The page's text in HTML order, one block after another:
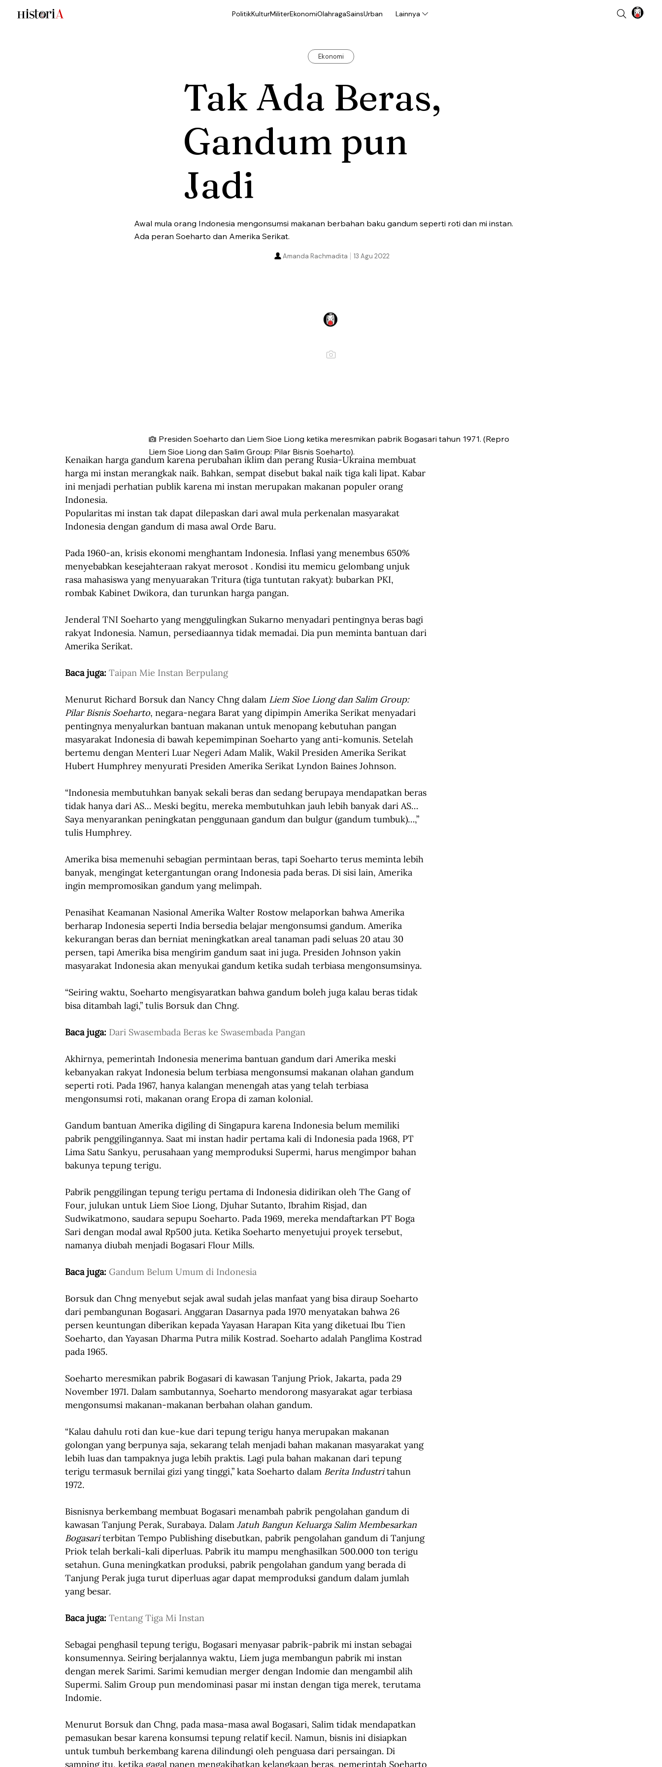
PolitikKulturMiliterEkonomiOlahragaSainsUrban Lainnya
Ekonomi
Tak Ada Beras,
Gandum pun
Jadi
Awal mula orang Indonesia mengonsumsi makanan berbahan baku gandum seperti roti dan mi instan.
Ada peran Soeharto dan Amerika Serikat.
13 Agu 2022
Amanda Rachmadita
Presiden Soeharto dan Liem Sioe Liong ketika meresmikan pabrik Bogasari tahun 1971. (Repro
Liem Sioe Liong dan Salim Group: Pilar Bisnis Soeharto).
Kenaikan harga gandum karena perubahan iklim dan perang Rusia-Ukraina membuat
harga mi instan merangkak naik. Bahkan, sempat disebut bakal naik tiga kali lipat. Kabar
ini menjadi perhatian publik karena mi instan merupakan makanan populer orang
Indonesia.
Popularitas mi instan tak dapat dilepaskan dari awal mula perkenalan masyarakat
Indonesia dengan gandum di masa awal Orde Baru.
Pada 1960-an, krisis ekonomi menghantam Indonesia. Inflasi yang menembus 650%
menyebabkan kesejahteraan rakyat merosot . Kondisi itu memicu gelombang unjuk
rasa mahasiswa yang menyuarakan Tritura (tiga tuntutan rakyat): bubarkan PKI,
rombak Kabinet Dwikora, dan turunkan harga pangan.
Jenderal TNI Soeharto yang menggulingkan Sukarno menyadari pentingnya beras bagi
rakyat Indonesia. Namun, persediaannya tidak memadai. Dia pun meminta bantuan dari
Amerika Serikat.
Baca juga: Taipan Mie Instan Berpulang
Menurut Richard Borsuk dan Nancy Chng dalam Liem Sioe Liong dan Salim Group:
Pilar Bisnis Soeharto, negara-negara Barat yang dipimpin Amerika Serikat menyadari
pentingnya menyalurkan bantuan makanan untuk menopang kebutuhan pangan
masyarakat Indonesia di bawah kepemimpinan Soeharto yang anti-komunis. Setelah
bertemu dengan Menteri Luar Negeri Adam Malik, Wakil Presiden Amerika Serikat
Hubert Humphrey menyurati Presiden Amerika Serikat Lyndon Baines Johnson.
“Indonesia membutuhkan banyak sekali beras dan sedang berupaya mendapatkan beras
tidak hanya dari AS… Meski begitu, mereka membutuhkan jauh lebih banyak dari AS…
Saya menyarankan peningkatan penggunaan gandum dan bulgur (gandum tumbuk)…,”
tulis Humphrey.
Amerika bisa memenuhi sebagian permintaan beras, tapi Soeharto terus meminta lebih
banyak, mengingat ketergantungan orang Indonesia pada beras. Di sisi lain, Amerika
ingin mempromosikan gandum yang melimpah.
Penasihat Keamanan Nasional Amerika Walter Rostow melaporkan bahwa Amerika
berharap Indonesia seperti India bersedia belajar mengonsumsi gandum. Amerika
kekurangan beras dan berniat meningkatkan areal tanaman padi seluas 20 atau 30
persen, tapi Amerika bisa mengirim gandum saat ini juga. Presiden Johnson yakin
masyarakat Indonesia akan menyukai gandum ketika sudah terbiasa mengonsumsinya.
“Seiring waktu, Soeharto mengisyaratkan bahwa gandum boleh juga kalau beras tidak
bisa ditambah lagi,” tulis Borsuk dan Chng.
Baca juga: Dari Swasembada Beras ke Swasembada Pangan
Akhirnya, pemerintah Indonesia menerima bantuan gandum dari Amerika meski
kebanyakan rakyat Indonesia belum terbiasa mengonsumsi makanan olahan gandum
seperti roti. Pada 1967, hanya kalangan menengah atas yang telah terbiasa
mengonsumsi roti, makanan orang Eropa di zaman kolonial.
Gandum bantuan Amerika digiling di Singapura karena Indonesia belum memiliki
pabrik penggilingannya. Saat mi instan hadir pertama kali di Indonesia pada 1968, PT
Lima Satu Sankyu, perusahaan yang memproduksi Supermi, harus mengimpor bahan
bakunya tepung terigu.
Pabrik penggilingan tepung terigu pertama di Indonesia didirikan oleh The Gang of
Four, julukan untuk Liem Sioe Liong, Djuhar Sutanto, Ibrahim Risjad, dan
Sudwikatmono, saudara sepupu Soeharto. Pada 1969, mereka mendaftarkan PT Boga
Sari dengan modal awal Rp500 juta. Ketika Soeharto menyetujui proyek tersebut,
namanya diubah menjadi Bogasari Flour Mills.
Baca juga: Gandum Belum Umum di Indonesia
Borsuk dan Chng menyebut sejak awal sudah jelas manfaat yang bisa diraup Soeharto
dari pembangunan Bogasari. Anggaran Dasarnya pada 1970 menyatakan bahwa 26
persen keuntungan diberikan kepada Yayasan Harapan Kita yang diketuai Ibu Tien
Soeharto, dan Yayasan Dharma Putra milik Kostrad. Soeharto adalah Panglima Kostrad
pada 1965.
Soeharto meresmikan pabrik Bogasari di kawasan Tanjung Priok, Jakarta, pada 29
November 1971. Dalam sambutannya, Soeharto mendorong masyarakat agar terbiasa
mengonsumsi makanan-makanan berbahan olahan gandum.
“Kalau dahulu roti dan kue-kue dari tepung terigu hanya merupakan makanan
golongan yang berpunya saja, sekarang telah menjadi bahan makanan masyarakat yang
lebih luas dan tampaknya juga lebih praktis. Lagi pula bahan makanan dari tepung
terigu termasuk bernilai gizi yang tinggi,” kata Soeharto dalam Berita Industri tahun
1972.
Bisnisnya berkembang membuat Bogasari menambah pabrik pengolahan gandum di
kawasan Tanjung Perak, Surabaya. Dalam Jatuh Bangun Keluarga Salim Membesarkan
Bogasari terbitan Tempo Publishing disebutkan, pabrik pengolahan gandum di Tanjung
Priok telah berkali-kali diperluas. Pabrik itu mampu menghasilkan 500.000 ton terigu
setahun. Guna meningkatkan produksi, pabrik pengolahan gandum yang berada di
Tanjung Perak juga turut diperluas agar dapat memproduksi gandum dalam jumlah
yang besar.
Baca juga: Tentang Tiga Mi Instan
Sebagai penghasil tepung terigu, Bogasari menyasar pabrik-pabrik mi instan sebagai
konsumennya. Seiring berjalannya waktu, Liem juga membangun pabrik mi instan
dengan merek Sarimi. Sarimi kemudian merger dengan Indomie dan mengambil alih
Supermi. Salim Group pun mendominasi pasar mi instan dengan tiga merek, terutama
Indomie.
Menurut Borsuk dan Chng, pada masa-masa awal Bogasari, Salim tidak mendapatkan
pemasukan besar karena konsumsi tepung relatif kecil. Namun, bisnis ini disiapkan
untuk tumbuh berkembang karena dilindungi oleh penguasa dari persaingan. Di
samping itu, ketika gagal panen mengakibatkan kelangkaan beras, pemerintah Soeharto